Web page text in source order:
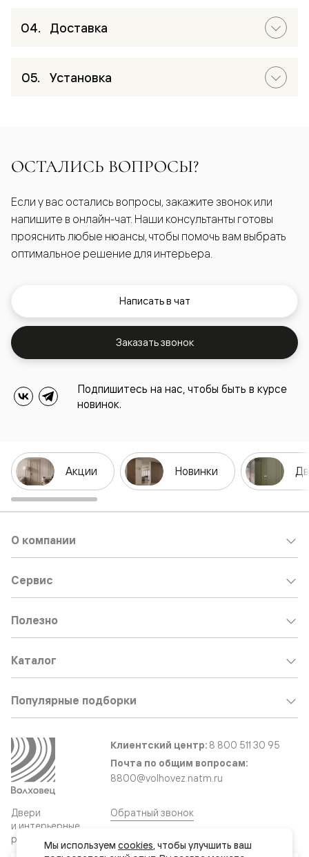
Доставка
Установка
ОСТАЛИСЬ ВОПРОСЫ?
Если у вас остались вопросы, закажите звонок или
напишите в онлайн-чат. Наши консультанты готовы
прояснить любые нюансы, чтобы помочь вам выбрать
оптимальное решение для интерьера.
Написать в чат
Заказать звонок
Подпишитесь на нас, чтобы быть в курсе
новинок.
Акции Новинки
Двери
и интерьерные
решения
О компании
Сервис
Полезно
Каталог
Популярные подборки
Клиентский центр: 8 800 511 30 95
Почта по общим вопросам:
8800@volhovez.natm.ru
Обратный звонок
Мы используем cookies, чтобы улучшить ваш